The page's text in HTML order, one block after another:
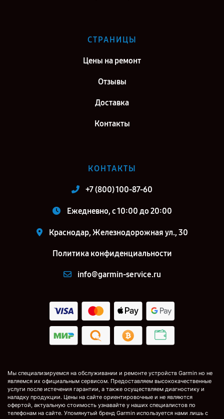
СТРАНИЦЫ
Цены на ремонт
Отзывы
Доставка
Контакты
КОНТАКТЫ
+7 (800) 100-87-60
Ежедневно, с 10:00 до 20:00
Краснодар, Железнодорожная ул., 30
Политика конфиденциальности
info@garmin-service.ru
Мы специализируемся на обслуживании и ремонте устройств Garmin но не
являемся их официальным сервисом. Предоставляем высококачественные
услуги после истечения гарантии, а также осуществляем диагностику и
наладку продукции. Цены на сайте ориентировочные и не являются
офертой, актуальную стоимость узнавайте у наших специалистов по
телефонам на сайте. Упомянутый бренд Garmin используется нами лишь с